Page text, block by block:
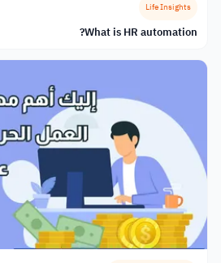
Life Insights
What is HR automation?